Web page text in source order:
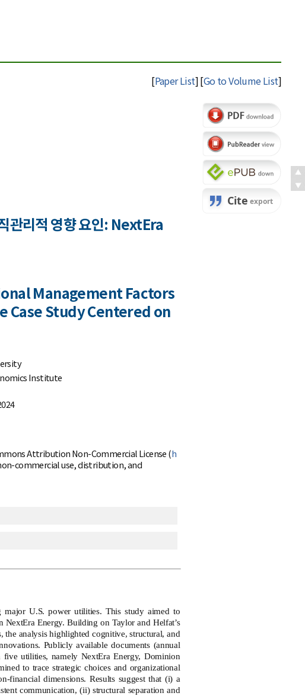
[Paper List] [Go to Volume List]
관리적 영향 요인: NextEra
Management Factors
Case Study Centered on
Institute
Attribution Non-Commercial License (h
commercial use, distribution, and
major U.S. power utilities. This study aimed to
Energy. Building on Taylor and Helfat’s
analysis highlighted cognitive, structural, and
Publicly available documents (annual
five utilities, namely NextEra Energy, Dominion
to trace strategic choices and organizational
financial dimensions. Results suggest that (i) a
communication, (ii) structural separation and